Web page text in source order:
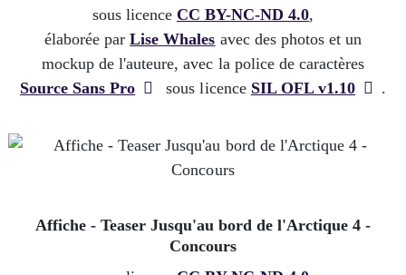
sous licence CC BY-NC-ND 4.0,
élaborée parLise Whales avec des photos et un
mockup de l'auteure, avec la police de caractères
Source Sans Pro
sous licence SIL OFL v1.10 .
Affiche - Teaser Jusqu'au bord de l'Arctique 4 -
Concours